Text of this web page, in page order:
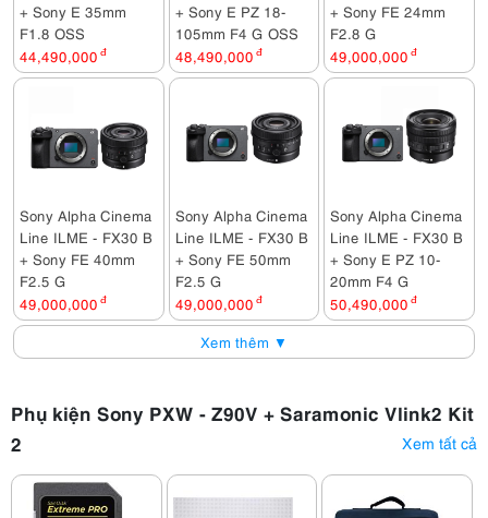
+ Sony E 35mm
F1.8 OSS
44,490,000 đ
+ Sony E PZ 18-
105mm F4 G OSS
48,490,000 đ
+ Sony FE 24mm
F2.8 G
49,000,000 đ
Sony Alpha Cinema
Line ILME - FX30 B
+ Sony FE 40mm
F2.5 G
49,000,000 đ
Sony Alpha Cinema
Line ILME - FX30 B
+ Sony FE 50mm
F2.5 G
49,000,000 đ
Sony Alpha Cinema
Line ILME - FX30 B
+ Sony E PZ 10-
20mm F4 G
50,490,000 đ
Xem thêm ▼
Phụ kiện Sony PXW - Z90V + Saramonic Vlink2 Kit
2
Xem tất cả